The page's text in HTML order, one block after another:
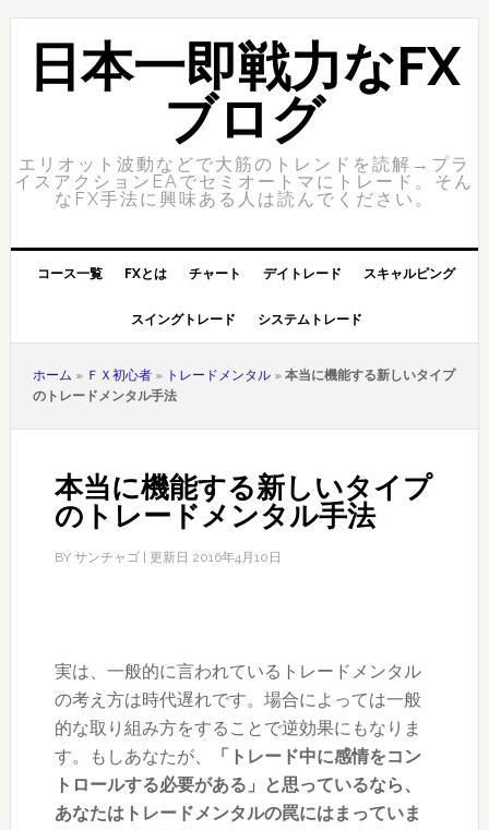
Skip
primary
navigation
Skip
content日本一即戦力なFX
ブログ
エリオット波動などで大筋のトレンドを読解→プラ
イスアクションEAでセミオートマにトレード。そん
なFX手法に興味ある人は読んでください。
コース一覧 FXとは チャート デイトレード スキャルピング
スイングトレード システムトレード
ホーム » ＦＸ初心者» トレードメンタル» 本当に機能する新しいタイプ
のトレードメンタル手法
本当に機能する新しいタイプ
のトレードメンタル手法
BY サンチャゴ| 更新日 2016年4月10日
実は、一般的に言われているトレードメンタル
の考え方は時代遅れです。場合によっては一般
的な取り組み方をすることで逆効果にもなりま
す。もしあなたが、
「トレード中に感情をコン
トロールする必要がある」と思っているなら、
あなたはトレードメンタルの罠にはまっていま